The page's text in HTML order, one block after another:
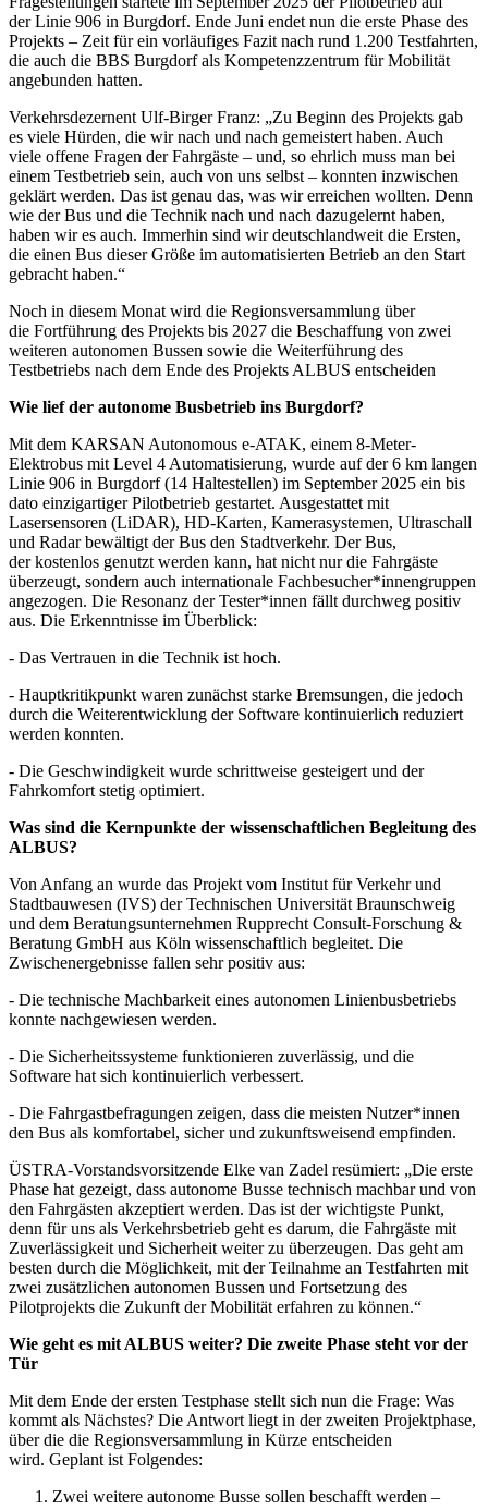
der Linie 906 in Burgdorf. Ende Juni endet nun die erste Phase des
Projekts – Zeit für ein vorläufiges Fazit nach rund 1.200 Testfahrten,
die auch die BBS Burgdorf als Kompetenzzentrum für Mobilität
angebunden hatten.
Verkehrsdezernent Ulf-Birger Franz: „Zu Beginn des Projekts gab
es viele Hürden, die wir nach und nach gemeistert haben. Auch
viele offene Fragen der Fahrgäste – und, so ehrlich muss man bei
einem Testbetrieb sein, auch von uns selbst – konnten inzwischen
geklärt werden. Das ist genau das, was wir erreichen wollten. Denn
wie der Bus und die Technik nach und nach dazugelernt haben,
haben wir es auch. Immerhin sind wir deutschlandweit die Ersten,
die einen Bus dieser Größe im automatisierten Betrieb an den Start
gebracht haben.“
Noch in diesem Monat wird die Regionsversammlung über
die Fortführung des Projekts bis 2027 die Beschaffung von zwei
weiteren autonomen Bussen sowie die Weiterführung des
Testbetriebs nach dem Ende des Projekts ALBUS entscheiden
Wie lief der autonome Busbetrieb ins Burgdorf?
Mit dem KARSAN Autonomous e-ATAK, einem 8-Meter-
Elektrobus mit Level 4 Automatisierung, wurde auf der 6 km langen
Linie 906 in Burgdorf (14 Haltestellen) im September 2025 ein bis
dato einzigartiger Pilotbetrieb gestartet. Ausgestattet mit
Lasersensoren (LiDAR), HD-Karten, Kamerasystemen, Ultraschall
und Radar bewältigt der Bus den Stadtverkehr. Der Bus,
der kostenlos genutzt werden kann, hat nicht nur die Fahrgäste
überzeugt, sondern auch internationale Fachbesucher*innengruppen
angezogen. Die Resonanz der Tester*innen fällt durchweg positiv
aus. Die Erkenntnisse im Überblick:
- Das Vertrauen in die Technik ist hoch.
- Hauptkritikpunkt waren zunächst starke Bremsungen, die jedoch
durch die Weiterentwicklung der Software kontinuierlich reduziert
werden konnten.
- Die Geschwindigkeit wurde schrittweise gesteigert und der
Fahrkomfort stetig optimiert.
Was sind die Kernpunkte der wissenschaftlichen Begleitung des
ALBUS?
Von Anfang an wurde das Projekt vom Institut für Verkehr und
Stadtbauwesen (IVS) der Technischen Universität Braunschweig
und dem Beratungsunternehmen Rupprecht Consult-Forschung &
Beratung GmbH aus Köln wissenschaftlich begleitet. Die
Zwischenergebnisse fallen sehr positiv aus:
- Die technische Machbarkeit eines autonomen Linienbusbetriebs
konnte nachgewiesen werden.
- Die Sicherheitssysteme funktionieren zuverlässig, und die
Software hat sich kontinuierlich verbessert.
- Die Fahrgastbefragungen zeigen, dass die meisten Nutzer*innen
den Bus als komfortabel, sicher und zukunftsweisend empfinden.
ÜSTRA-Vorstandsvorsitzende Elke van Zadel resümiert: „Die erste
Phase hat gezeigt, dass autonome Busse technisch machbar und von
den Fahrgästen akzeptiert werden. Das ist der wichtigste Punkt,
denn für uns als Verkehrsbetrieb geht es darum, die Fahrgäste mit
Zuverlässigkeit und Sicherheit weiter zu überzeugen. Das geht am
besten durch die Möglichkeit, mit der Teilnahme an Testfahrten mit
zwei zusätzlichen autonomen Bussen und Fortsetzung des
Pilotprojekts die Zukunft der Mobilität erfahren zu können.“
Wie geht es mit ALBUS weiter? Die zweite Phase steht vor der
Tür
Mit dem Ende der ersten Testphase stellt sich nun die Frage: Was
kommt als Nächstes? Die Antwort liegt in der zweiten Projektphase,
über die die Regionsversammlung in Kürze entscheiden
wird. Geplant ist Folgendes:
Zwei weitere autonome Busse sollen beschafft werden –